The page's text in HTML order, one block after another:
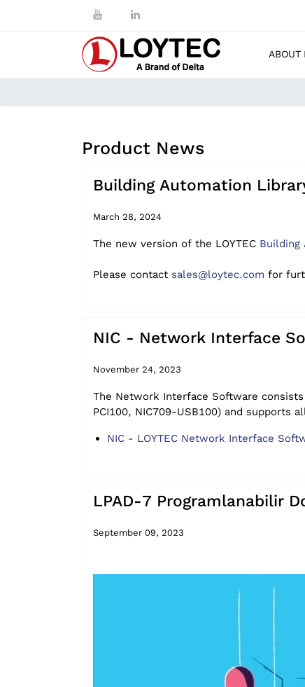
ABOUT
Product News
Building Automation
March 28, 2024
The new version of the LOYTEC Building
Please contact sales@loytec.com for
NIC - Network Interface
November 24, 2023
The Network Interface Software consists
PCI100, NIC709-USB100) and supports
NIC - LOYTEC Network Interface
LPAD-7 Programlanabilir
September 09, 2023